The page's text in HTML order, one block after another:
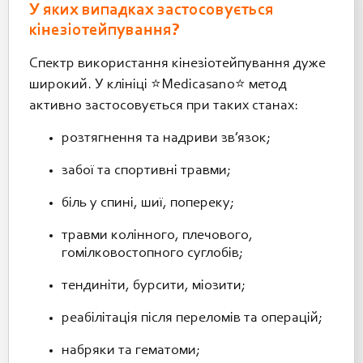
У яких випадках застосовується
кінезіотейпування?
Спектр використання кінезіотейпування дуже
широкий. У клініці ⭐️Medicasano⭐️ метод
активно застосовується при таких станах:
розтягнення та надриви зв’язок;
забої та спортивні травми;
біль у спині, шиї, попереку;
травми колінного, плечового,
гомілковостопного суглобів;
тендиніти, бурсити, міозити;
реабілітація після переломів та операцій;
набряки та гематоми;